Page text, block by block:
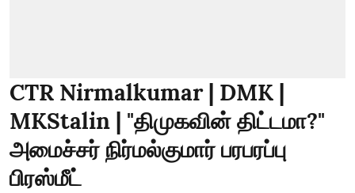
CTR Nirmalkumar | DMK |
MKStalin | "திமுகவின் திட்டமா?"
அமைச்சர் நிர்மல்குமார் பரபரப்பு
பிரஸ்மீட்